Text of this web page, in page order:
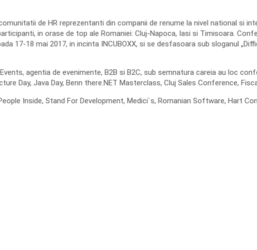
de HR reprezentanti din companii de renume la nivel national si
in orase de top ale Romaniei: Cluj-Napoca, Iasi si Timisoara.
17-18 mai 2017, in incinta INCUBOXX, si se desfasoara sub sloganul
agentia de evenimente, B2B si B2C, sub semnatura careia au loc
Day, Java Day, Benn there.NET Masterclass, Cluj Sales Conference,
Inside, Stand For Development, Medici`s, Romanian Software, Hart